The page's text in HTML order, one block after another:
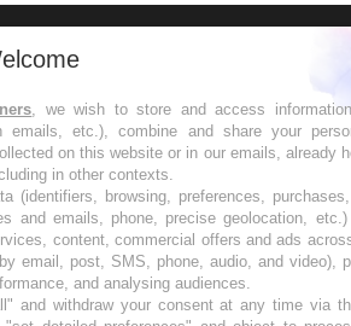
les semaines les meilleures
, we wish to store and access
emails, etc.), combine and share your
on this website or in our emails, already
in other contexts.
(identifiers, browsing, preferences,
and emails, phone, precise geolocation,
content, commercial offers and ads
email, post, SMS, phone, audio, and video),
and analysing audiences.
and withdraw your consent at any time via